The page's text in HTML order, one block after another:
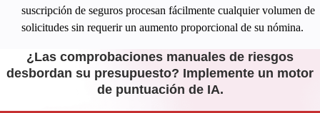
suscripción de seguros procesan fácilmente cualquier volumen de
solicitudes sin requerir un aumento proporcional de su nómina.
¿Las comprobaciones manuales de riesgos
desbordan su presupuesto? Implemente un motor
de puntuación de IA.